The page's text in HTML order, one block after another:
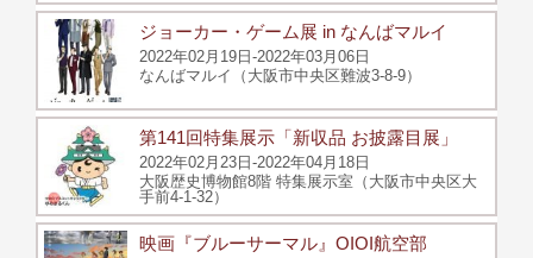
ジョーカー・ゲーム展 in なんばマルイ
2022年02月19日-2022年03月06日
なんばマルイ（大阪市中央区難波3-8-9）
第141回特集展示「新収品 お披露目展」
2022年02月23日-2022年04月18日
大阪歴史博物館8階 特集展示室（大阪市中央区大
手前4-1-32）
映画『ブルーサーマル』OIOI航空部